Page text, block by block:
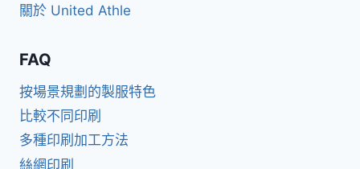
關於 United Athle
FAQ
按場景規劃的製服特色
比較不同印刷
多種印刷加工方法
絲網印刷